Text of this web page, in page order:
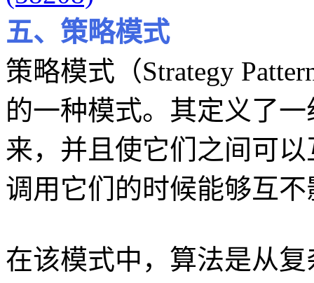
五、策略模式
策略模式（Strategy
的一种模式。其定义了
来，并且使它们之间可
调用它们的时候能够互
在该模式中，算法是从